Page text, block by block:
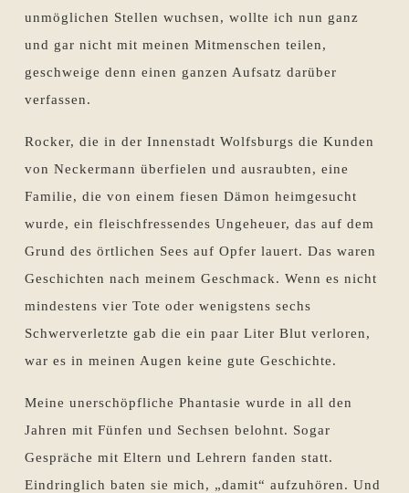
unmöglichen Stellen wuchsen, wollte ich nun ganz
und gar nicht mit meinen Mitmenschen teilen,
geschweige denn einen ganzen Aufsatz darüber
verfassen.
Rocker, die in der Innenstadt Wolfsburgs die Kunden
von Neckermann überfielen und ausraubten, eine
Familie, die von einem fiesen Dämon heimgesucht
wurde, ein fleischfressendes Ungeheuer, das auf dem
Grund des örtlichen Sees auf Opfer lauert. Das waren
Geschichten nach meinem Geschmack. Wenn es nicht
mindestens vier Tote oder wenigstens sechs
Schwerverletzte gab die ein paar Liter Blut verloren,
war es in meinen Augen keine gute Geschichte.
Meine unerschöpfliche Phantasie wurde in all den
Jahren mit Fünfen und Sechsen belohnt. Sogar
Gespräche mit Eltern und Lehrern fanden statt.
Eindringlich baten sie mich, „damit“ aufzuhören. Und